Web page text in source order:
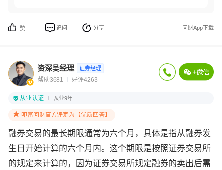
赞 追问 分享 问财App下载
资深吴经理 证券经理
帮助3681 好评4263
从业认证 从业9年
叩富问财官方评定为【优质回答】
融券交易的最长期限通常为六个月，具体是指从融券发
生日开始计算的六个月内。这个期限是按照证券交易所
的规定来计算的，因为证券交易所规定融券的卖出后需